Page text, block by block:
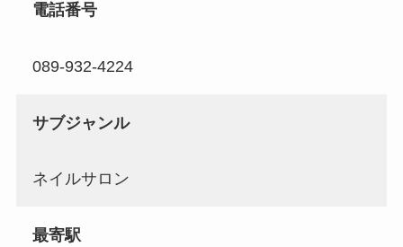
電話番号
089-932-4224
サブジャンル
ネイルサロン
最寄駅